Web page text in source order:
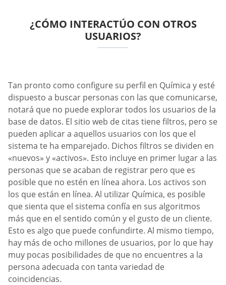
¿CÓMO INTERACTÚO CON OTROS
USUARIOS?
Tan pronto como configure su perfil en Química y esté
dispuesto a buscar personas con las que comunicarse,
notará que no puede explorar todos los usuarios de la
base de datos. El sitio web de citas tiene filtros, pero se
pueden aplicar a aquellos usuarios con los que el
sistema te ha emparejado. Dichos filtros se dividen en
«nuevos» y «activos». Esto incluye en primer lugar a las
personas que se acaban de registrar pero que es
posible que no estén en línea ahora. Los activos son
los que están en línea. Al utilizar Química, es posible
que sienta que el sistema confía en sus algoritmos
más que en el sentido común y el gusto de un cliente.
Esto es algo que puede confundirte. Al mismo tiempo,
hay más de ocho millones de usuarios, por lo que hay
muy pocas posibilidades de que no encuentres a la
persona adecuada con tanta variedad de
coincidencias.